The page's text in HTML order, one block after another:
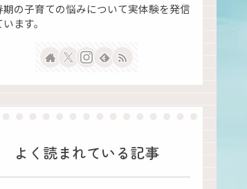
期の子育ての悩みについて実体験を発信
ます。
よく読まれている記事